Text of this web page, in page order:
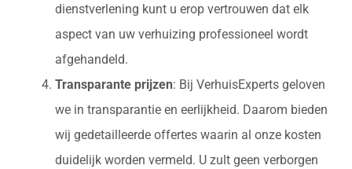
dienstverlening kunt u erop vertrouwen dat elk
aspect van uw verhuizing professioneel wordt
afgehandeld.
Transparante prijzen: Bij VerhuisExperts geloven
we in transparantie en eerlijkheid. Daarom bieden
wij gedetailleerde offertes waarin al onze kosten
duidelijk worden vermeld. U zult geen verborgen